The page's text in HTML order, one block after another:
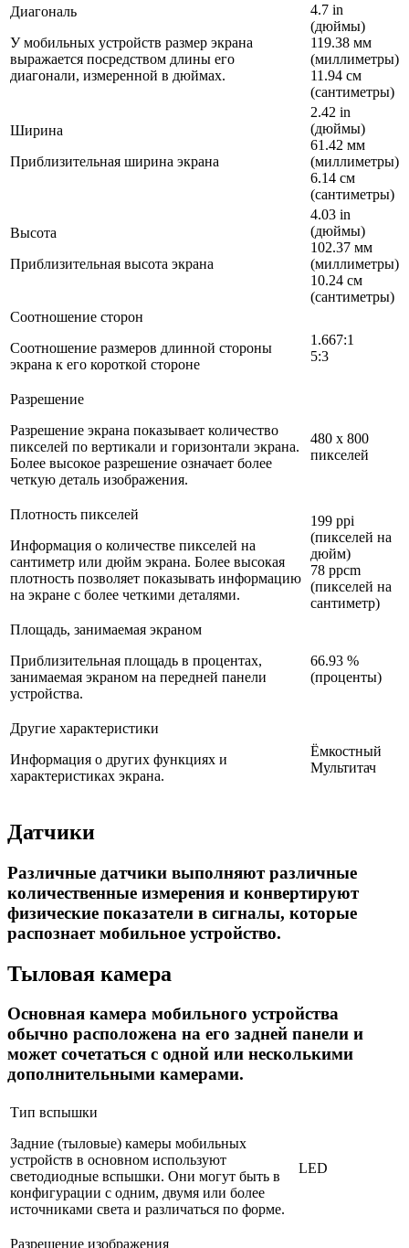
Диагональ
У мобильных устройств размер экрана
выражается посредством длины его
диагонали, измеренной в дюймах.
4.7 in
(дюймы)
119.38 мм
(миллиметры)
11.94 см
(сантиметры)
Ширина
Приблизительная ширина экрана
2.42 in
(дюймы)
61.42 мм
(миллиметры)
6.14 см
(сантиметры)
Высота
Приблизительная высота экрана
4.03 in
(дюймы)
102.37 мм
(миллиметры)
10.24 см
(сантиметры)
Соотношение сторон
Соотношение размеров длинной стороны
экрана к его короткой стороне
1.667:1
5:3
Разрешение
Разрешение экрана показывает количество
пикселей по вертикали и горизонтали экрана.
Более высокое разрешение означает более
четкую деталь изображения.
480 x 800
пикселей
Плотность пикселей
Информация о количестве пикселей на
сантиметр или дюйм экрана. Более высокая
плотность позволяет показывать информацию
на экране с более четкими деталями.
199 ppi
(пикселей на
дюйм)
78 ppcm
(пикселей на
сантиметр)
Площадь, занимаемая экраном
Приблизительная площадь в процентах,
занимаемая экраном на передней панели
устройства.
66.93 %
(проценты)
Другие характеристики
Информация о других функциях и
характеристиках экрана.
Ёмкостный
Мультитач
Датчики
Различные датчики выполняют различные
количественные измерения и конвертируют
физические показатели в сигналы, которые
распознает мобильное устройство.
Тыловая камера
Основная камера мобильного устройства
обычно расположена на его задней панели и
может сочетаться с одной или несколькими
дополнительными камерами.
Тип вспышки
Задние (тыловые) камеры мобильных
устройств в основном используют
светодиодные вспышки. Они могут быть в
конфигурации с одним, двумя или более
источниками света и различаться по форме.
LED
Разрешение изображения